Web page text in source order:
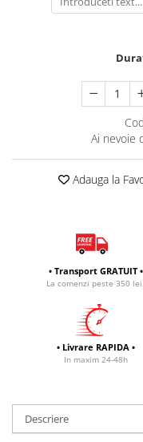
Ai nevoie
Adauga la
• Transport GRATUIT •
La comenzi peste 350 lei.
• Livrare RAPIDA •
In maxim 24-48h
Descriere